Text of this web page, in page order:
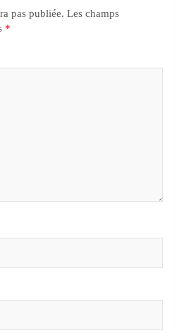
pas publiée. Les champs
*